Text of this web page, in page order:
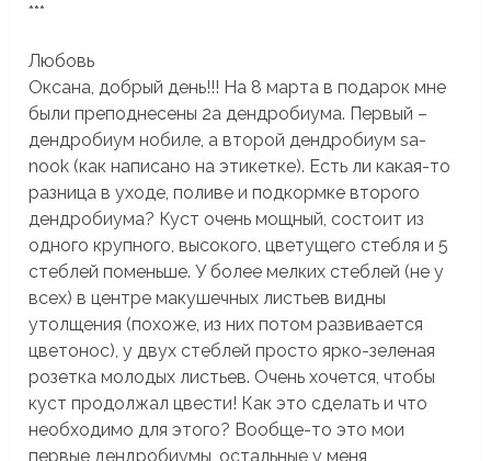
***
Любовь
Оксана, добрый день!!! На 8 марта в подарок мне
были преподнесены 2а дендробиума. Первый –
дендробиум нобиле, а второй дендробиум sa-
nook (как написано на этикетке). Есть ли какая-то
разница в уходе, поливе и подкормке второго
дендробиума? Куст очень мощный, состоит из
одного крупного, высокого, цветущего стебля и 5
стеблей поменьше. У более мелких стеблей (не у
всех) в центре макушечных листьев видны
утолщения (похоже, из них потом развивается
цветонос), у двух стеблей просто ярко-зеленая
розетка молодых листьев. Очень хочется, чтобы
куст продолжал цвести! Как это сделать и что
необходимо для этого? Вообще-то это мои
первые дендробиумы, остальные у меня